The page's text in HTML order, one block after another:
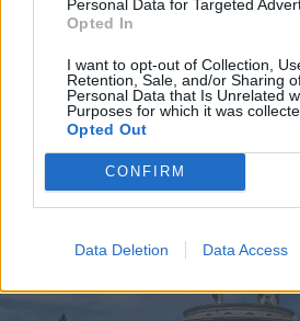
Personal Data for Targeted
Opted In
I want to opt-out of Collection,
Retention, Sale, and/or Sharing
Personal Data that Is Unrelated
Purposes for which it was
Opted Out
CONFIRM
Data Deletion Data Access
2026. augusztus 05., szerda
Elfogadta a
biológiai sokféleség
vonatkozó